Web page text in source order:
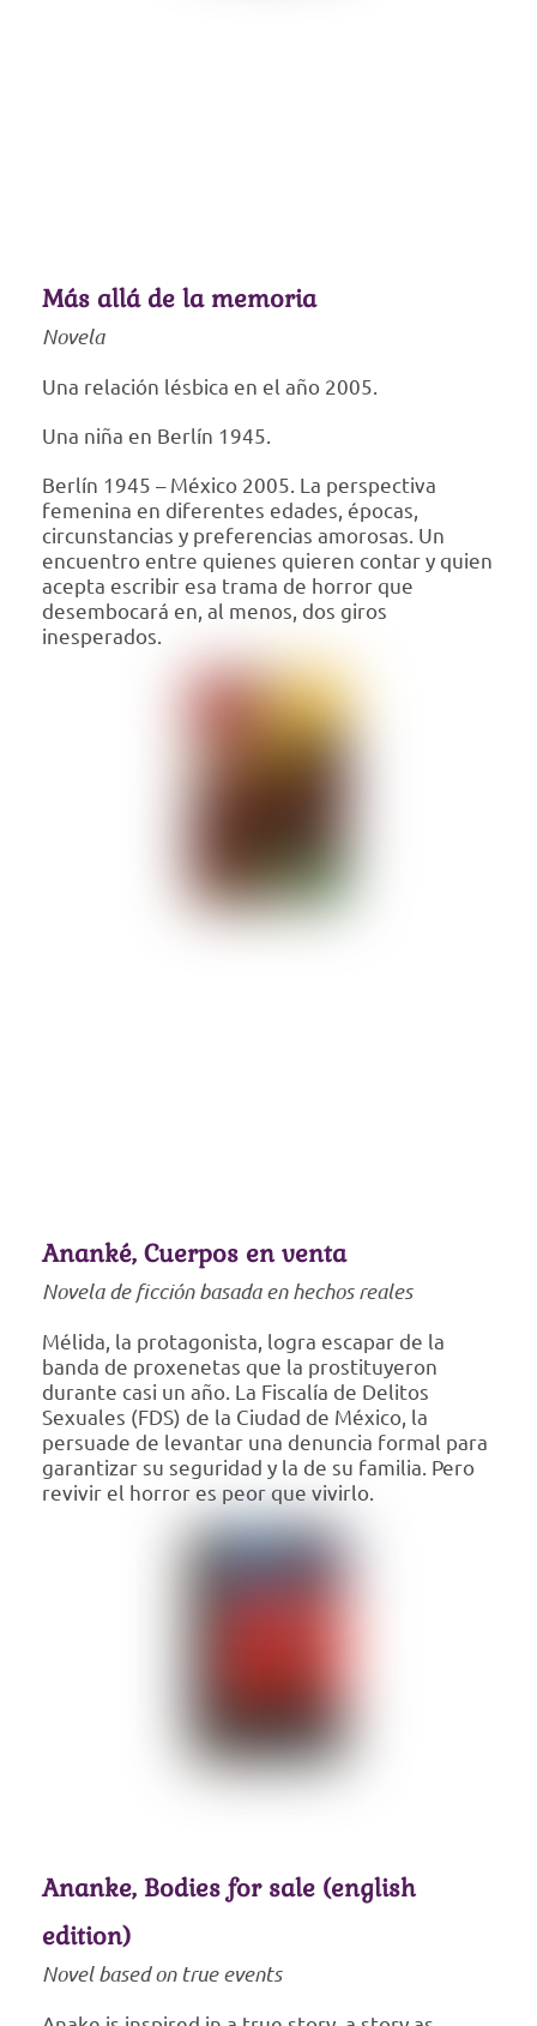
Más allá de la memoria
Novela
Una relación lésbica en el año 2005.
Una niña en Berlín 1945.
Berlín 1945 – México 2005. La perspectiva
femenina en diferentes edades, épocas,
circunstancias y preferencias amorosas. Un
encuentro entre quienes quieren contar y quien
acepta escribir esa trama de horror que
desembocará en, al menos, dos giros
inesperados.
Ananké, Cuerpos en venta
Novela de ficción basada enhechos reales
Mélida, la protagonista, logra escapar de la
banda de proxenetas que la prostituyeron
durante casi un año. La Fiscalía de Delitos
Sexuales (FDS) de la Ciudad de México, la
persuade de levantar una denuncia formal para
garantizar su seguridad y la de su familia. Pero
revivir el horror es peor que vivirlo.
Ananke, Bodies for sale (english
edition)
Novel based on true events